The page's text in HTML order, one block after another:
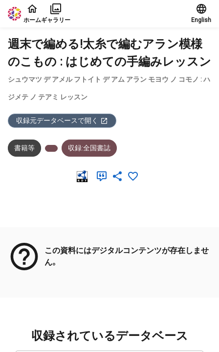
本文に飛ぶ
ホームギャラリー English
週末で編める!太糸で編むアラン模様
のこもの : はじめての手編みレッスン
シュウマツ デ アメル フトイト デ アム アラン モヨウ ノ コモノ : ハ
ジメテ ノ テアミ レッスン
収録元データベースで開く
書籍等 収録:全国書誌
この資料にはデジタルコンテンツが存在しませ
ん。
収録されているデータベース